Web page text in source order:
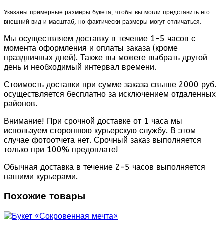
Указаны примерные размеры букета, чтобы вы могли представить его
внешний вид и масштаб, но фактически размеры могут отличаться.
Мы осуществляем доставку в течение 1-5 часов с
момента оформления и оплаты заказа (кроме
праздничных дней). Также вы можете выбрать другой
день и необходимый интервал времени.
Стоимость доставки при сумме заказа свыше 2000 руб.
осуществляется бесплатно за исключением отдаленных
районов.
Внимание! При срочной доставке от 1 часа мы
используем стороннюю курьерскую службу. В этом
случае фотоотчета нет. Срочный заказ выполняется
только при 100% предоплате!
Обычная доставка в течение 2-5 часов выполняется
нашими курьерами.
Похожие товары